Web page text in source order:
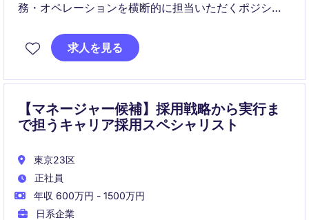
務・オペレーションを横断的に担当いただくポジショ
APAC HR Directorと連携しながら、日本における人事
基盤の構築や組織運営をリードしていただきます。
求人を見る
【マネージャー候補】採用戦略から実行ま
で担うキャリア採用スペシャリスト
東京23区
正社員
年収 600万円 - 1500万円
日系企業